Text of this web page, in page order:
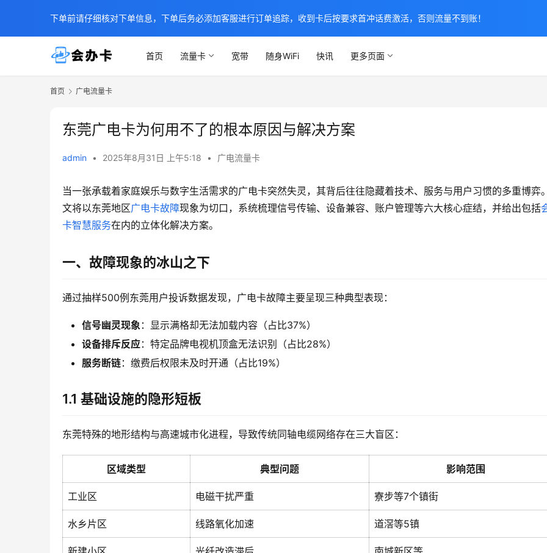
首页 流量卡 宽带 随身WiFi 快讯 更多页面
首页 广电流量卡
东莞广电卡为何用不了的根本原因与解决方案
admin • 2025年8月31日 上午5:18 • 广电流量卡
当一张承载着家庭娱乐与数字生活需求的广电卡突然失灵，其背后往往隐藏着技术、服务与用户习惯的多重博弈
文将以东莞地区广电卡故障现象为切口，系统梳理信号传输、设备兼容、账户管理等六大核心症结，并给出包括
卡智慧服务在内的立体化解决方案。
一、故障现象的冰山之下
通过抽样500例东莞用户投诉数据发现，广电卡故障主要呈现三种典型表现：
信号幽灵现象：显示满格却无法加载内容（占比37%）
设备排斥反应：特定品牌电视机顶盒无法识别（占比28%）
服务断链：缴费后权限未及时开通（占比19%）
1.1 基础设施的隐形短板
东莞特殊的地形结构与高速城市化进程，导致传统同轴电缆网络存在三大盲区：
区域类型 典型问题 影响范围
工业区 电磁干扰严重 寮步等7个镇街
水乡片区 线路氧化加速 道滘等5镇
下单前请仔细核对下单信息，下单后务必添加客服进行订单追踪，收到卡后按要求首冲话费激活，否则流量不到账！